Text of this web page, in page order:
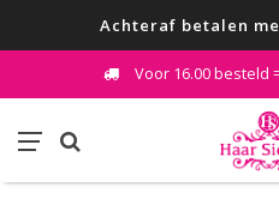
Achteraf betalen
Voor 16.00 besteld